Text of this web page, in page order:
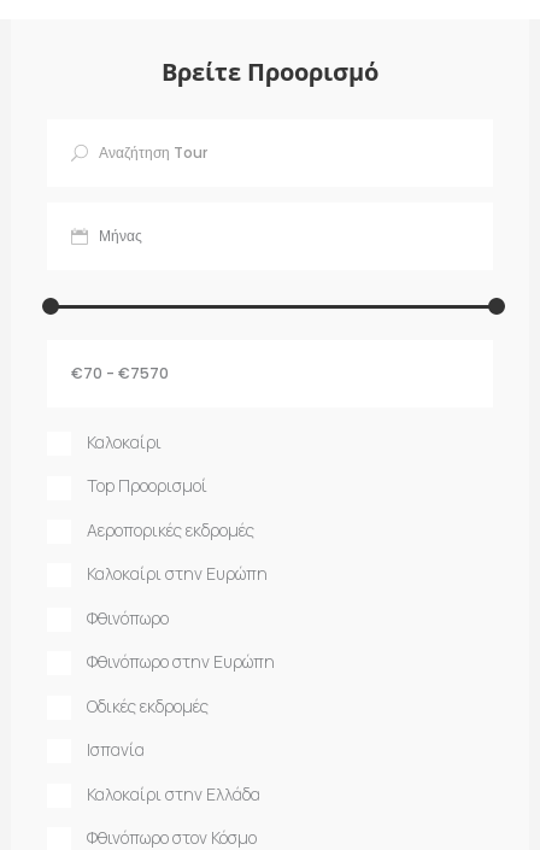
Βρείτε Προορισμό
Καλοκαίρι
Top Προορισμοί
Αεροπορικές εκδρομές
Καλοκαίρι στην Ευρώπη
Φθινόπωρο
Φθινόπωρο στην Ευρώπη
Οδικές εκδρομές
Ισπανία
Καλοκαίρι στην Ελλάδα
Φθινόπωρο στον Κόσμο